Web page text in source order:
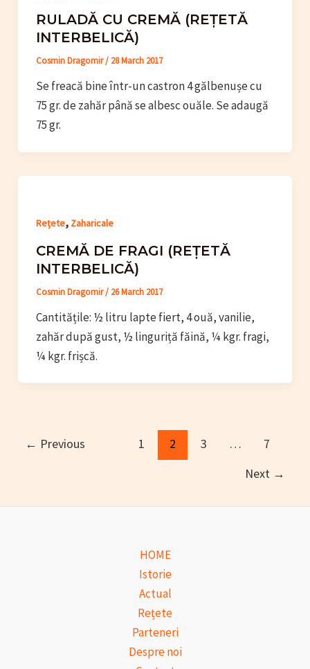
RULADĂ CU CREMĂ (REȚETĂ
INTERBELICĂ)
Cosmin Dragomir/ 28 March 2017
Se freacă bine într-un castron 4 gălbenușe cu
75 gr. de zahăr până se albesc ouăle. Se adaugă
75 gr.
Rețete, Zaharicale
CREMĂ DE FRAGI (REȚETĂ
INTERBELICĂ)
Cosmin Dragomir/ 26 March 2017
Cantitățile: ½ litru lapte fiert, 4 ouă, vanilie,
zahăr după gust, ½ linguriță făină, ¼ kgr. fragi,
¼ kgr. frișcă.
← Previous 1 2 3 …
7
Next →
HOME
Istorie
Actual
Rețete
Parteneri
Despre noi